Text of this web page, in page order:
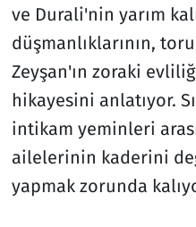
ve Durali'nin yarım
düşmanlıklarının,
Zeyşan'ın zoraki
hikayesini anlatıyor.
intikam yeminleri
ailelerinin kaderini
yapmak zorunda